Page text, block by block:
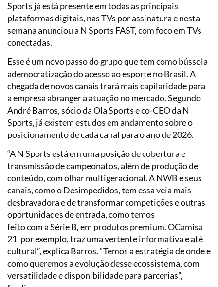
Sports já está presente em todas as principais
plataformas digitais, nas TVs por assinatura e nesta
semana anunciou a N Sports FAST, com foco em TVs
conectadas.
Esse é um novo passo do grupo que tem como bússola
ademocratização do acesso ao esporte no Brasil. A
chegada de novos canais trará mais capilaridade para
a empresa abranger a atuação no mercado. Segundo
André Barros, sócio da Ola Sports e co-CEO da N
Sports, já existem estudos em andamento sobre o
posicionamento de cada canal para o ano de 2026.
“A N Sports está em uma posição de cobertura e
transmissão de campeonatos, além de produção de
conteúdo, com olhar multigeracional. A NWB e seus
canais, como o Desimpedidos,tem essa veia mais
desbravadora e de transformar competições e outras
oportunidades de entrada, como temos
feito com a Série B, em produtos premium. OCamisa
21, por exemplo, traz uma vertenteinformativa e até
cultural”, explica Barros. “Temos a estratégia de onde e
como queremos a evolução desse ecossistema, com
versatilidade e disponibilidade para parcerias”,